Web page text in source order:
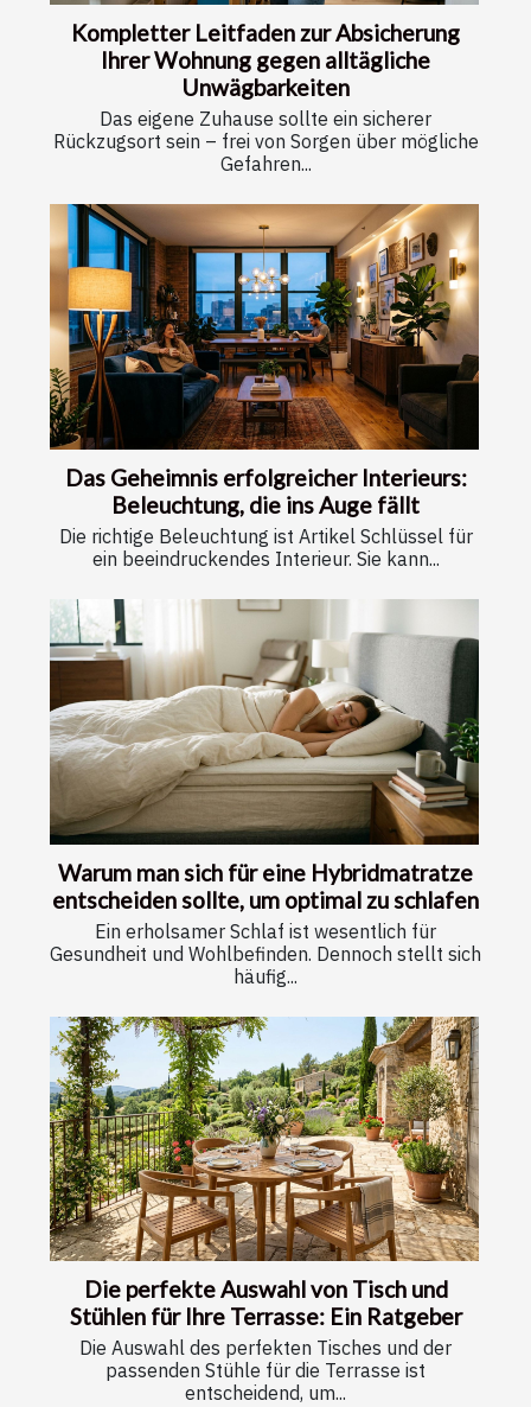
Kompletter Leitfaden zur Absicherung
Ihrer Wohnung gegen alltägliche
Unwägbarkeiten
Das eigene Zuhause sollte ein sicherer
Rückzugsort sein – frei von Sorgen über mögliche
Gefahren...
Das Geheimnis erfolgreicher Interieurs:
Beleuchtung, die ins Auge fällt
Die richtige Beleuchtung ist Artikel Schlüssel für
ein beeindruckendes Interieur. Sie kann...
Warum man sich für eine Hybridmatratze
entscheiden sollte, um optimal zu schlafen
Ein erholsamer Schlaf ist wesentlich für
Gesundheit und Wohlbefinden. Dennoch stellt sich
häufig...
Die perfekte Auswahl von Tisch und
Stühlen für Ihre Terrasse: Ein Ratgeber
Die Auswahl des perfekten Tisches und der
passenden Stühle für die Terrasse ist
entscheidend, um...